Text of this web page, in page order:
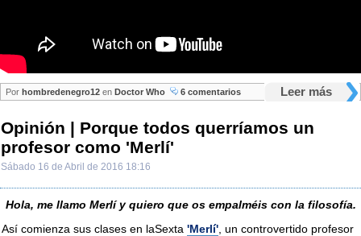
Leer más
Por hombredenegro12 en Doctor Who 6 comentarios
Opinión | Porque todos querríamos un
profesor como 'Merlí'
Sábado 16 de Abril de 2016 18:16
Hola, me llamo Merlí y quiero que os empalméis con la filosofía.
Así comienza sus clases en laSexta 'Merlí' , un controvertido profesor